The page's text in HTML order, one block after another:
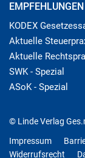
EMPFEHLUNGEN
KODEX
Aktuelle
Aktuelle
SWK - Spezial
ASoK - Spezial
© Linde Verlag
Impressum
Widerrufsrecht